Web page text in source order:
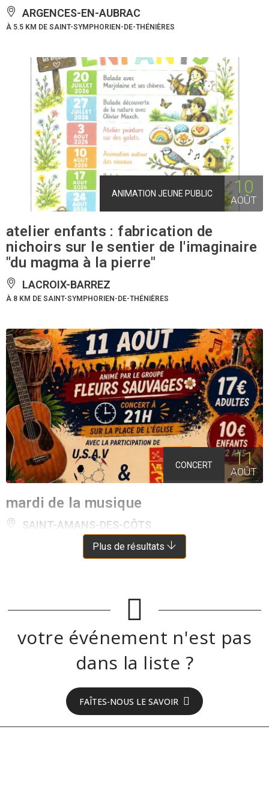
ARGENCES-EN-AUBRAC
À 5.5 KM DE SAINT-SYMPHORIEN-DE-THÉNIÈRES
ANIMATION JEUNE PUBLIC 10
AOÛT
atelier enfants : fabrication de
nichoirs sur le sentier de l'imaginaire
"du magma à la pierre"
LACROIX-BARREZ
À 8 KM DE SAINT-SYMPHORIEN-DE-THÉNIÈRES
CONCERT 11
AOÛT
mardi de la musique
SAINT-AMANS-DES-CÔTS
À 7.5 KM DE SAINT-SYMPHORIEN-DE-THÉNIÈRES
Plus de résultats
votre événement n'est pas
dans la liste ?
FAÎTES-NOUS LE SAVOIR